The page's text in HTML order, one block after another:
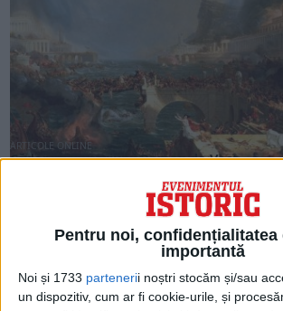
Pentru noi, confidențialitatea
importantă
Noi și 1733 partenerii noștri stocăm și/sau
un dispozitiv, cum ar fi cookie-urile, și
ARTICOLE ONLINE
Căderea Imperiului Roman de Vest
Romulus Augustus, ultimul împărat al
Apus, este detronat de Odoacru, un